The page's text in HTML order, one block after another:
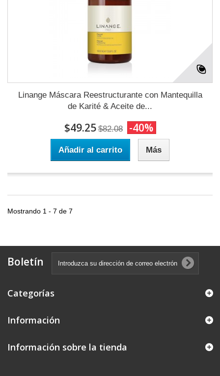
Linange Máscara Reestructurante con Mantequilla
de Karité & Aceite de...
$49.25 $82.08 -40%
Añadir al carrito Más
Mostrando 1 - 7 de 7
Boletín
Categorías
Información
Información sobre la tienda